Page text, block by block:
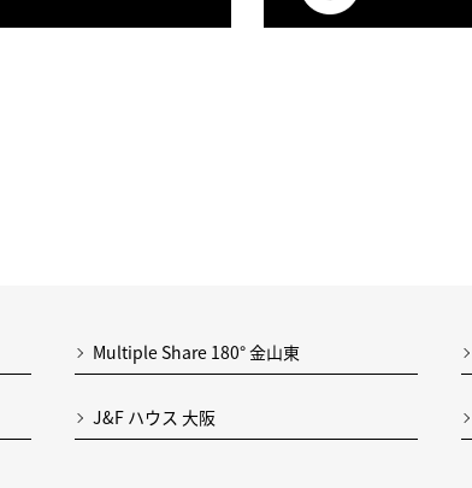
Multiple Share 180° 金山東
J&F ハウス 大阪